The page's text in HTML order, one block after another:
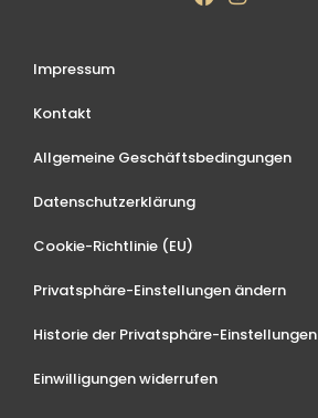
Impressum
Kontakt
Allgemeine Geschäftsbedingungen
Datenschutzerklärung
Cookie-Richtlinie (EU)
Privatsphäre-Einstellungen ändern
Historie der Privatsphäre-Einstellungen
Einwilligungen widerrufen